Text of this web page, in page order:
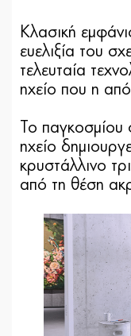
Kλασική
ευελιξία του
τελευταία
ηχείο που η
Το
ηχείο
κρυστάλλινο
από τη θέση